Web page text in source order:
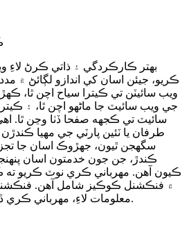
بهتر ڪارڪردگي ۽ ذاتي ڪرڻ لاءِ
ڪريو، جيئن اسان کي اندازو لڳائڻ ۾
ويب سائيٽن تي ڪيترا سياح اچن ٿا،
جي ويب سائيٽ جا ماڻهو اچن ٿا، ۽
سائيٽ تي ڪجهه صفحا ڏٺا وڃن ٿا.
طرفان يا ٽئين پارٽي جي مهيا
سگهجن ٿيون، جهڙوڪ اسان جا
ڪندڙ، جن جون خدمتون اسان
ڪيون آهن. مهرباني ڪري نوٽ ڪريو
۾ فنڪشنل ڪوڪيز شامل آهن.
معلومات لاءِ، مهرباني ڪري ڏسو ڪوڪيز پاليسي.